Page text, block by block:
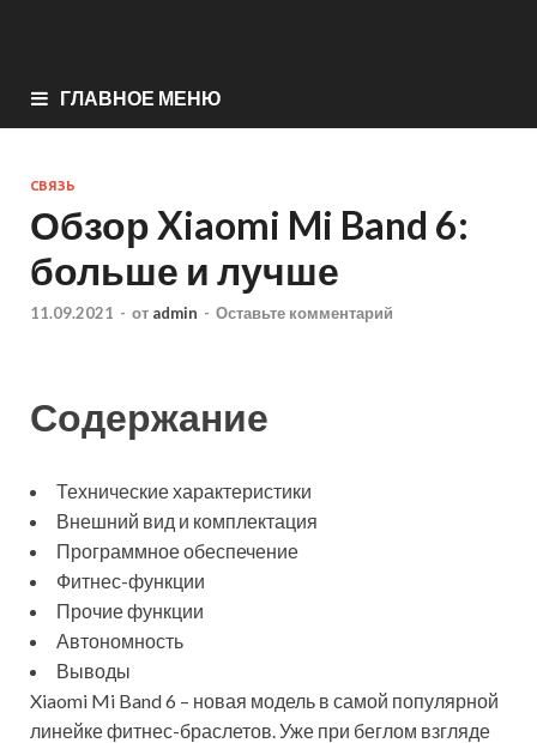
ГЛАВНОЕ МЕНЮ
СВЯЗЬ
Обзор Xiaomi Mi Band 6:
больше и лучше
11.09.2021 - от admin - Оставьте комментарий
Содержание
Технические характеристики
Внешний вид и комплектация
Программное обеспечение
Фитнес-функции
Прочие функции
Автономность
Выводы
Xiaomi Mi Band 6 – новая модель в самой популярной
линейке фитнес-браслетов. Уже при беглом взгляде